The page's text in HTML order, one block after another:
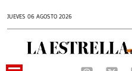
JUEVES 06 AGOSTO 2026